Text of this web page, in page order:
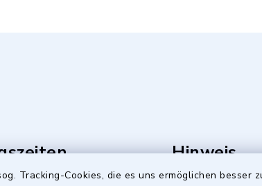
Tracking-Cookies, die es uns ermöglichen
Hinweis